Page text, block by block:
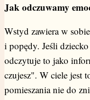
Jak odczuwamy
Wstyd zawiera w
i popędy. Jeśli
odczytuje to jako
czujesz". W ciele jest
pomieszania nie do